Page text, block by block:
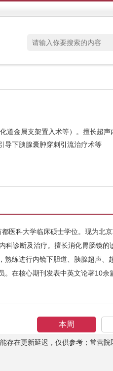
道金属支架置入术等）。擅长超声
导下胰腺囊肿穿刺引流治疗术等
医科大学临床硕士学位。现为北
科诊断及治疗。擅长消化胃肠镜的
练进行内镜下胆道、胰腺超声、
。在核心期刊发表中英文论著10余
本周
存在更新延迟，仅供参考；常营院